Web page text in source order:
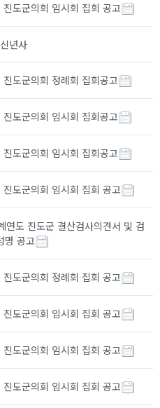
도군의회 임시회 집회 공고
년사
도군의회 정례회 집회공고
도군의회 임시회 집회공고
도군의회 임시회 집회공고
도군의회 임시회 집회 공고
연도 진도군 결산검사의견서 및 검
명 공고
도군의회 정례회 집회 공고
도군의회 임시회 집회 공고
도군의회 임시회 집회 공고
도군의회 임시회 집회 공고